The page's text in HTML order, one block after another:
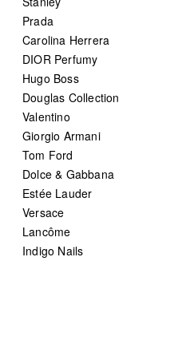
Prada
Carolina Herrera
DIOR Perfumy
Hugo Boss
Douglas Collection
Valentino
Giorgio Armani
Tom Ford
Dolce & Gabbana
Estée Lauder
Versace
Lancôme
Indigo Nails